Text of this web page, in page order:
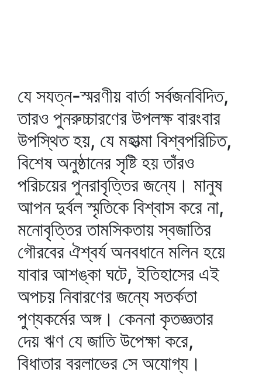
যে সযত্ন-স্মরণীয় বার্তা সর্বজনবিদিত,
তারও পুনরুচ্চারণের উপলক্ষ বারংবার
উপস্থিত হয়, যে মহাত্মা বিশ্বপরিচিত,
বিশেষ অনুষ্ঠানের সৃষ্টি হয় তাঁরও
পরিচয়ের পুনরাবৃত্তির জন্যে। মানুষ
আপন দুর্বল স্মৃতিকে বিশ্বাস করে না,
মনোবৃত্তির তামসিকতায় স্বজাতির
গৌরবের ঐশ্বর্য অনবধানে মলিন হয়ে
যাবার আশঙ্কা ঘটে, ইতিহাসের এই
অপচয় নিবারণের জন্যে সতর্কতা
পুণ্যকর্মের অঙ্গ। কেননা কৃতজ্ঞতার
দেয় ঋণ যে জাতি উপেক্ষা করে,
বিধাতার বরলাভের সে অযোগ্য।